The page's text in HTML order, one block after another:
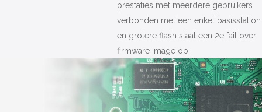
prestaties met meerdere gebruikers
verbonden met een enkel basisstation
en grotere flash slaat een 2e fail over
firmware image op.